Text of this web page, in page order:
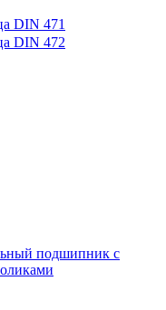
DIN 471
DIN 472
подшипник с